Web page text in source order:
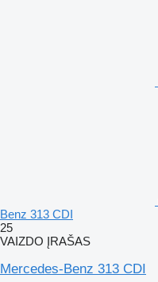
Benz 313 CDI
25
VAIZDO ĮRAŠAS
Mercedes-Benz 313 CDI